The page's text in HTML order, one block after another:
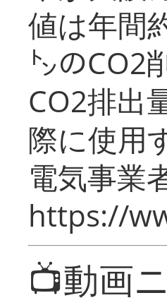
値は年間
㌧のCO2
CO2排出
際に使用
電気事業
https://
📺動画